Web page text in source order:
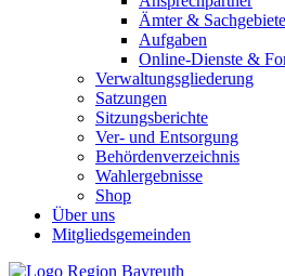
Ämter & Sachgebiete
Aufgaben
Online-Dienste &
Verwaltungsgliederung
Satzungen
Sitzungsberichte
Ver- und Entsorgung
Behördenverzeichnis
Wahlergebnisse
Shop
Über uns
Mitgliedsgemeinden